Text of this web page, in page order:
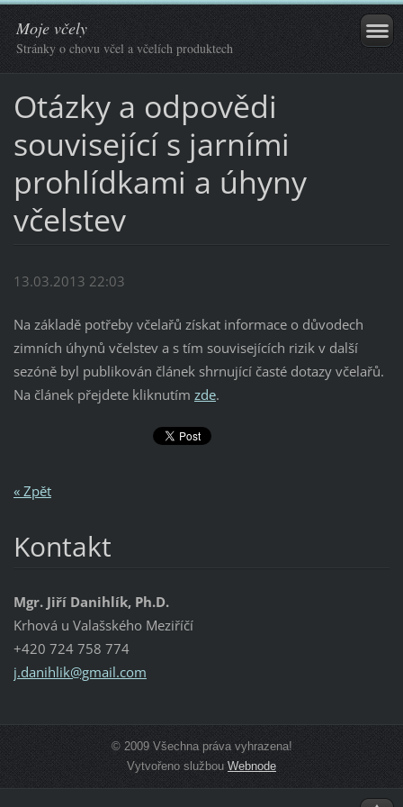
Moje včely
Stránky o chovu včel a včelích produktech
Otázky a odpovědi
související s jarními
prohlídkami a úhyny
včelstev
13.03.2013 22:03
Na základě potřeby včelařů získat informace o důvodech
zimních úhynů včelstev a s tím souvisejících rizik v další
sezóně byl publikován článek shrnující časté dotazy včelařů.
Na článek přejdete kliknutím zde.
« Zpět
Kontakt
Mgr. Jiří Danihlík, Ph.D.
Krhová u Valašského Meziříčí
+420 724 758 774
j.danihlik@gmail.com
© 2009 Všechna práva vyhrazena!
Vytvořeno službou Webnode